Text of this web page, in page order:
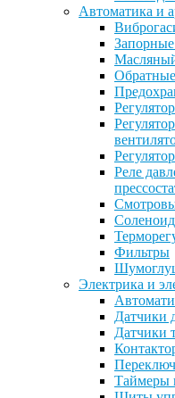
Автоматика и
Реле
Фильтры
Электрика и
Датчики
Датчики
Таймеры